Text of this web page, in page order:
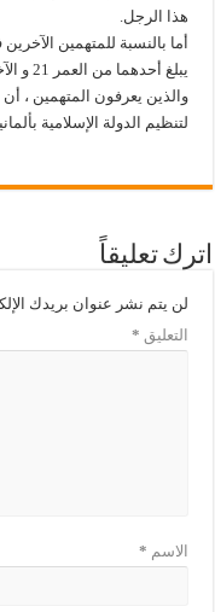
هذا الرجل.
أما بالنسبة للمتهمين
والذين يعرفون المتهمين ،
لتنظيم الدولة الإسلامية
اترك تعليقاً
لن يتم نشر عنوان بريدك
التعليق *
الاسم *